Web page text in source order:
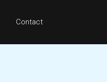
Contact